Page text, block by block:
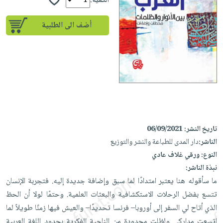
إختياراتنا
كتب
أكاديمية
صندوق
English
iKitab
بلا
حدود
أسئلة
طرحها
على
Android
تحميل
iKitab
على
Apple
أسئلة
يتكرر
طرحها
تحميل
على
Apple
المواضيع
الأكثر
مبيعاً
جوائز
تعليمية
الصحة
والعناية
العناية
الشخصية
العناية
وتصفيف
الشعر
العناية
بالجسم
والسفرة
جديد
الكل
أواني
الطهي
أدوات
متجر
الهدايا
أقسام
أضف الى الطلبية
تاريخ النشر:06/09/2021
الناشر:دار المدى للطباعة والنشر والتوزيع
النوع:ورقي غلاف عادي
نبذة الناشر:
ما سأقوله هنا يعتبر امتدادًا لما سبق وإضافة جديدة إليه. فتجربة الإنسان
تتسع بفضل الرحلات الاستكشافية والبعثات العلمية. وحتمًا لولا أن الحظ
الذي أتاح لي السفر إلى أوروبا– فرنسا تحديدًا– والعيش فيها زمنًا طويلاً لما